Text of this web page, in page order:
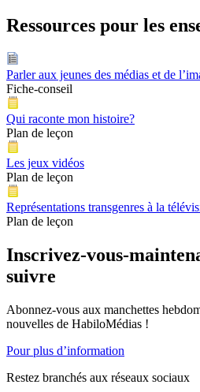
Ressources pour les
Parler aux jeunes des médias et de
Fiche-conseil
Qui raconte mon histoire?
Plan de leçon
Les jeux vidéos
Plan de leçon
Représentations transgenres à la
Plan de leçon
Inscrivez-vous-
suivre
Abonnez-vous aux manchettes
nouvelles de HabiloMédias !
Pour plus d’information
Restez branchés aux réseaux sociaux